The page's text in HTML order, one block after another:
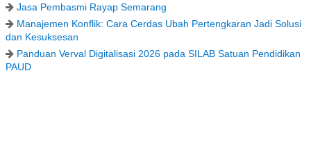
Jasa Pembasmi Rayap Semarang
Manajemen Konflik: Cara Cerdas Ubah Pertengkaran Jadi Solusi
dan Kesuksesan
Panduan Verval Digitalisasi 2026 pada SILAB Satuan Pendidikan
PAUD